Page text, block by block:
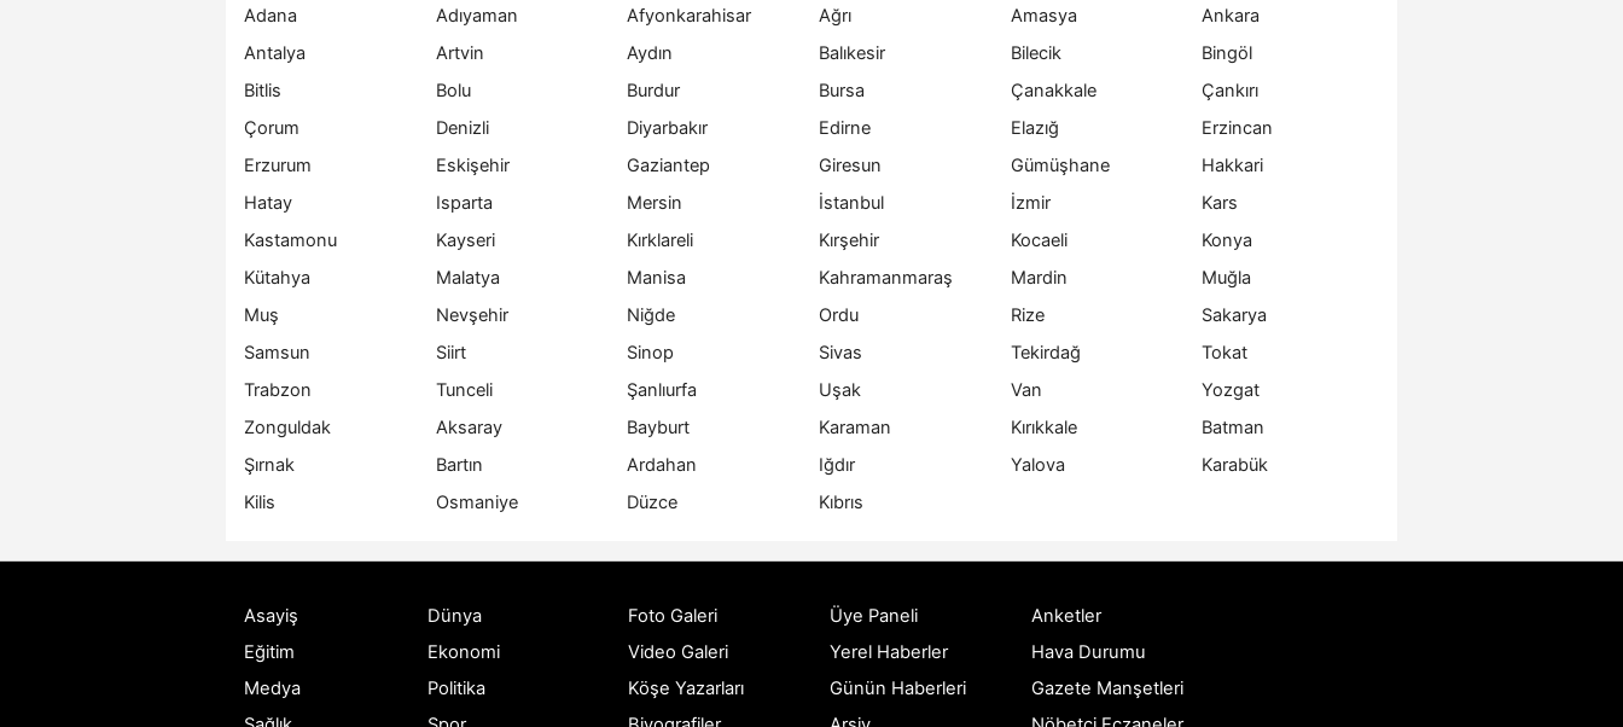
Adana Adıyaman Afyonkarahisar Ağrı Amasya
Ankara
Antalya
Artvin Aydın Balıkesir Bilecik
Bingöl
Bitlis
Bolu Burdur Bursa Çanakkale
Çankırı
Çorum
Denizli Diyarbakır Edirne Elazığ
Erzincan
Erzurum
Eskişehir Gaziantep Giresun Gümüşhane
Hakkari
Hatay
Isparta Mersin İstanbul İzmir
Kars
Kastamonu
Kayseri Kırklareli Kırşehir Kocaeli
Konya
Kütahya
Malatya Manisa Kahramanmaraş Mardin
Muğla
Muş
Nevşehir Niğde Ordu Rize
Sakarya
Samsun
Siirt Sinop Sivas Tekirdağ
Tokat
Trabzon
Tunceli Şanlıurfa Uşak Van
Yozgat
Zonguldak
Aksaray Bayburt Karaman Kırıkkale
Batman
Şırnak
Bartın Ardahan Iğdır Yalova
Karabük
Kilis
Osmaniye Düzce Kıbrıs
Asayiş
Dünya
Eğitim
Ekonomi
Medya
Politika
Foto Galeri
Video Galeri
Köşe Yazarları
Üye Paneli
Yerel Haberler
Günün Haberleri
Anketler
Hava Durumu
Gazete Manşetleri